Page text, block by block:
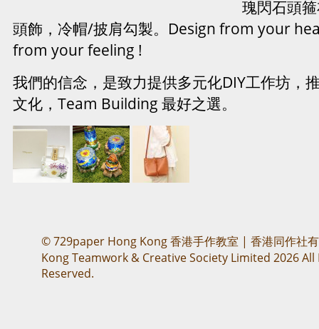
瑰閃石頭
頭飾，冷帽/披肩勾製。Design from your
from your feeling !
我們的信念，是致力提供多元化DIY工作坊，
文化，Team Building 最好之選。
© 729paper Hong Kong 香港手作教室 | 香港同作社
Kong Teamwork & Creative Society Limited 2026 All
Reserved.